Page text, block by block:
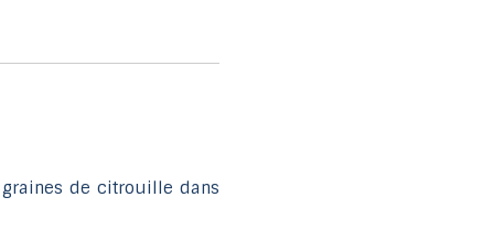
de citrouille dans